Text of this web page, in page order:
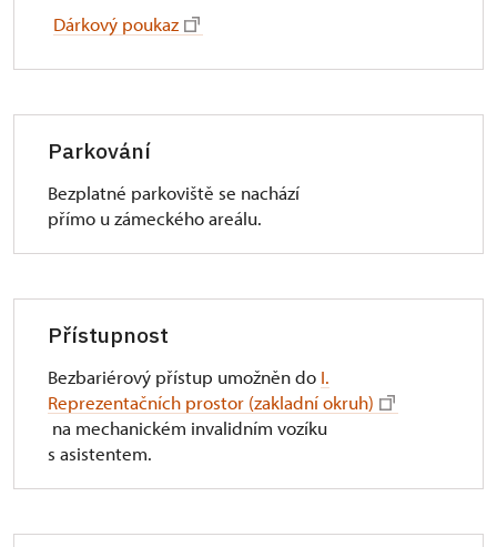
Dárkový poukaz
Parkování
Bezplatné parkoviště se nachází
přímo u zámeckého areálu.
Přístupnost
Bezbariérový přístup umožněn do I.
Reprezentačních prostor (zakladní okruh)
na mechanickém invalidním vozíku
s asistentem.